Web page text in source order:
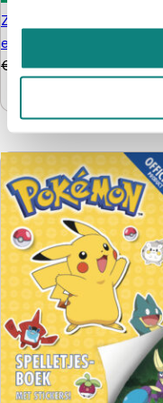
Zonnige reeks - Plakken
en kleuren 3+
€
4,99 €3,99